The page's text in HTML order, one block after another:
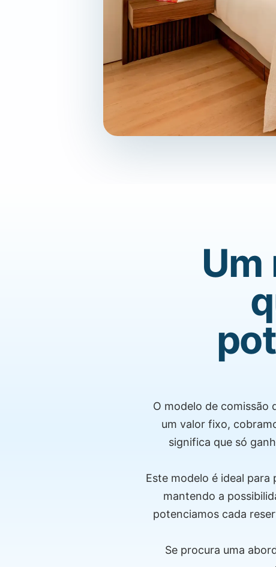
Um
O modelo de comissão
um valor fixo,
significa que só
Este modelo é ideal
mantendo a
potenciamos cada
Se procura uma